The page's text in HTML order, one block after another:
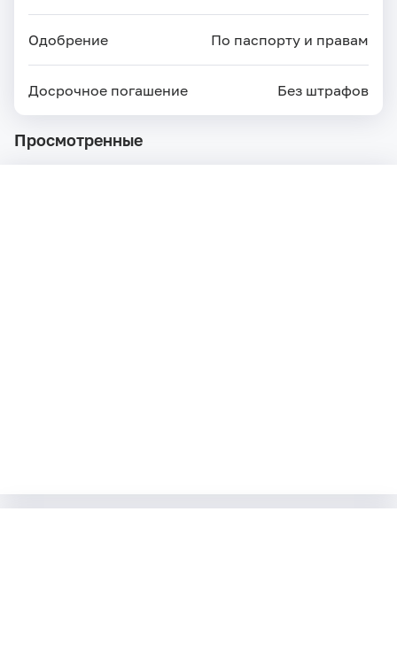
Одобрение По паспорту и правам
Досрочное погашение Без штрафов
Просмотренные